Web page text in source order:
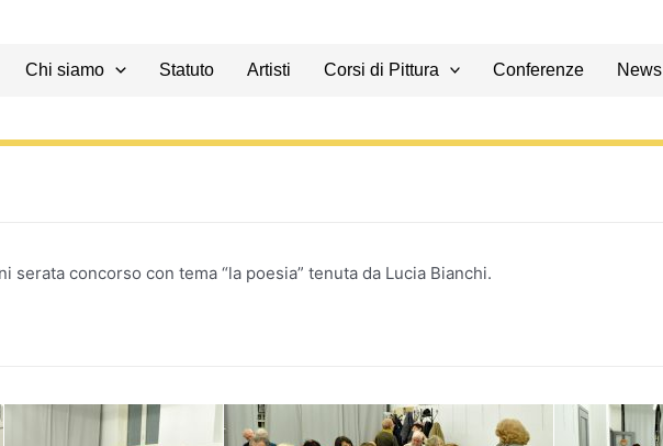
Chi siamo Statuto Artisti Corsi di Pittura Conferenze News
serata concorso con tema “la poesia” tenuta da Lucia Bianchi.